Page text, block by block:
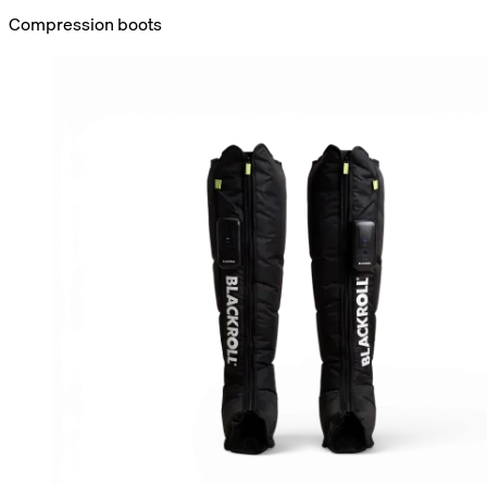
Compression boots